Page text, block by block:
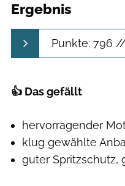
Ergebnis
Punkte: 796
👍 Das gefällt
hervorragender
klug gewählte
guter Spritzschutz,